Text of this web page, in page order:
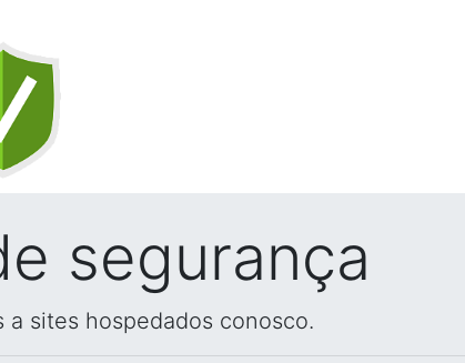
segurança
sites hospedados conosco.